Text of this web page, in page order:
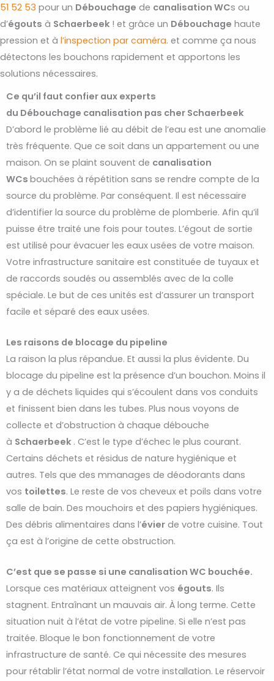
51 52 53 pour un Débouchage de canalisation WCs ou
d’égouts à Schaerbeek ! et grâce un Débouchage haute
pression et à l’inspection par caméra. et comme ça nous
détectons les bouchons rapidement et apportons les
solutions nécessaires.
Ce qu’il faut confier aux experts
du Débouchage canalisation pas cher Schaerbeek
D’abord le problème lié au débit de l’eau est une anomalie
très fréquente. Que ce soit dans un appartement ou une
maison. On se plaint souvent de canalisation
WCs bouchées à répétition sans se rendre compte de la
source du problème. Par conséquent. Il est nécessaire
d’identifier la source du problème de plomberie. Afin qu’il
puisse être traité une fois pour toutes. L’égout de sortie
est utilisé pour évacuer les eaux usées de votre maison.
Votre infrastructure sanitaire est constituée de tuyaux et
de raccords soudés ou assemblés avec de la colle
spéciale. Le but de ces unités est d’assurer un transport
facile et séparé des eaux usées.
Les raisons de blocage du pipeline
La raison la plus répandue. Et aussi la plus évidente. Du
blocage du pipeline est la présence d’un bouchon. Moins il
y a de déchets liquides qui s’écoulent dans vos conduits
et finissent bien dans les tubes. Plus nous voyons de
collecte et d’obstruction à chaque débouche
à Schaerbeek . C’est le type d’échec le plus courant.
Certains déchets et résidus de nature hygiénique et
autres. Tels que des mmanages de déodorants dans
vos toilettes. Le reste de vos cheveux et poils dans votre
salle de bain. Des mouchoirs et des papiers hygiéniques.
Des débris alimentaires dans l’évier de votre cuisine. Tout
ça est à l’origine de cette obstruction.
C’est que se passe si une canalisation WC bouchée.
Lorsque ces matériaux atteignent vos égouts. Ils
stagnent. Entraînant un mauvais air. À long terme. Cette
situation nuit à l’état de votre pipeline. Si elle n’est pas
traitée. Bloque le bon fonctionnement de votre
infrastructure de santé. Ce qui nécessite des mesures
pour rétablir l’état normal de votre installation. Le réservoir